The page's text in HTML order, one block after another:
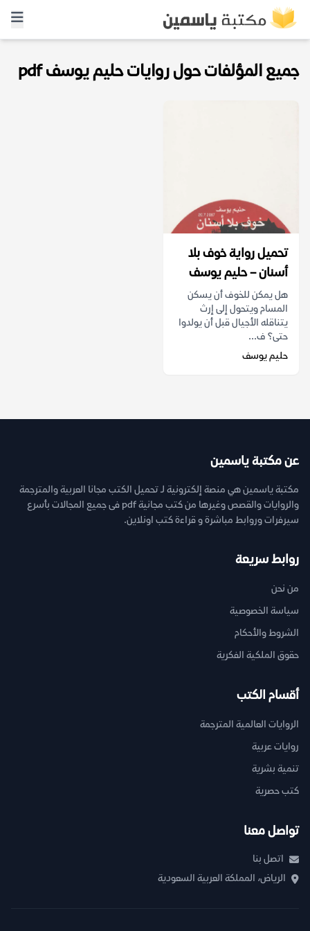
جميع المؤلفات حول روايات حليم يوسف pdf
تحميل رواية خوف بلا
أسنان – حليم يوسف
هل يمكن للخوف أن يسكن
المسام ويتحول إلى إرث
يتناقله الأجيال قبل أن يولدوا
حتى؟ ف...
حليم يوسف
عن مكتبة ياسمين
مكتبة ياسمين هي منصة إلكترونية لـ تحميل الكتب مجانا العربية والمترجمة
والروايات والقصص وغيرها من كتب مجانية pdf فى جميع المجالات بأسرع
سيرفرات وروابط مباشرة و قراءة كتب اونلاين.
روابط سريعة
من نحن
سياسة الخصوصية
الشروط والأحكام
حقوق الملكية الفكرية
أقسام الكتب
الروايات العالمية المترجمة
روايات عربية
تنمية بشرية
كتب حصرية
تواصل معنا
اتصل بنا
الرياض، المملكة العربية السعودية